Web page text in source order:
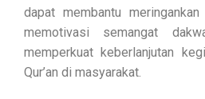
dapat membantu
memotivasi semangat
memperkuat keberlanjutan
Qur’an di masyarakat.